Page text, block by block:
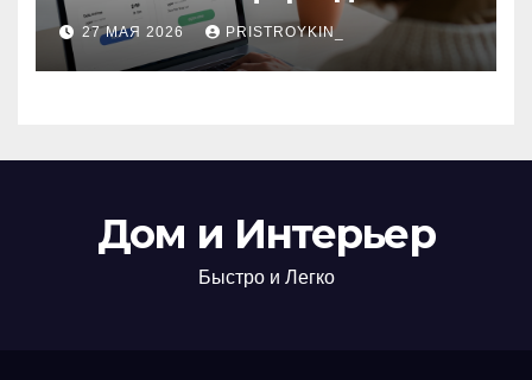
поиска авиабилетов и
железнодорожных
билетов
27 МАЯ 2026 PRISTROYKIN_
Дом и Интерьер
Быстро и Легко